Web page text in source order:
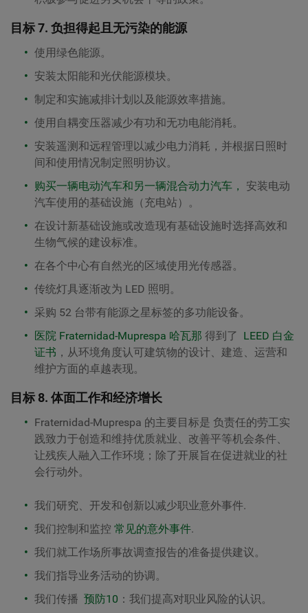
目标 7. 负担得起且无污染的能源
使用绿色能源。
安装太阳能和光伏能源模块。
制定和实施减排计划以及能源效率措施。
使用自耦变压器减少有功和无功电能消耗。
安装遥测和远程管理以减少电力消耗，并根据日照时
间和使用情况制定照明协议。
购买一辆电动汽车和另一辆混合动力汽车， 安装电动
汽车使用的基础设施（充电站）。
在设计新基础设施或改造现有基础设施时选择高效和
生物气候的建设标准。
在各个中心有自然光的区域使用光传感器。
传统灯具逐渐改为 LED 照明。
采购 52 台带有能源之星标签的多功能设备。
医院 Fraternidad-Muprespa 哈瓦那 得到了 LEED 白金
证书 ，从环境角度认可建筑物的设计、建造、运营和
维护方面的卓越表现。
目标 8. 体面工作和经济增长
Fraternidad-Muprespa 的主要目标是 负责任的劳工实
践致力于创造和维持优质就业、改善平等机会条件、
让残疾人融入工作环境；除了开展旨在促进就业的社
会行动外。
我们研究、开发和创新以减少职业意外事件.
我们控制和监控 常见的意外事件.
我们就工作场所事故调查报告的准备提供建议。
我们指导业务活动的协调。
我们传播 预防10 ：我们提高对职业风险的认识。